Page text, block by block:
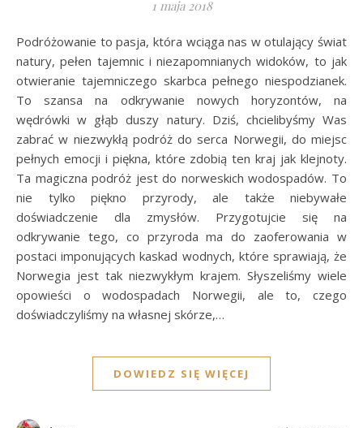
1 maja 2018
Podróżowanie to pasja, która wciąga nas w otulający świat
natury, pełen tajemnic i niezapomnianych widoków, to jak
otwieranie tajemniczego skarbca pełnego niespodzianek.
To szansa na odkrywanie nowych horyzontów, na
wędrówki w głąb duszy natury. Dziś, chcielibyśmy Was
zabrać w niezwykłą podróż do serca Norwegii, do miejsc
pełnych emocji i piękna, które zdobią ten kraj jak klejnoty.
Ta magiczna podróż jest do norweskich wodospadów. To
nie tylko piękno przyrody, ale także niebywałe
doświadczenie dla zmysłów. Przygotujcie się na
odkrywanie tego, co przyroda ma do zaoferowania w
postaci imponujących kaskad wodnych, które sprawiają, że
Norwegia jest tak niezwykłym krajem. Słyszeliśmy wiele
opowieści o wodospadach Norwegii, ale to, czego
doświadczyliśmy na własnej skórze,…
DOWIEDZ SIĘ WIĘCEJ